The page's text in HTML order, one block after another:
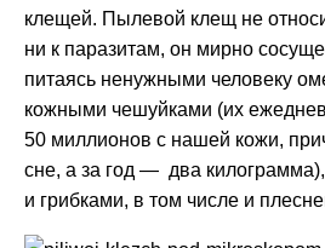
клещей. Пылевой клещ не
ни к паразитам, он мирно
питаясь ненужными человеку
кожными чешуйками (их
50 миллионов с нашей кожи,
сне, а за год — два
и грибками, в том числе и